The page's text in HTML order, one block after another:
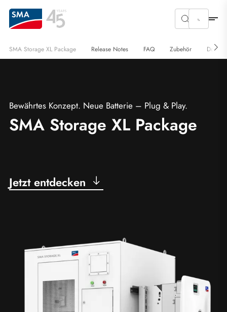
SMA Storage XL Package Release Notes FAQ Zubehör
Bewährtes Konzept. Neue Batterie – Plug & Play.
SMA Storage XL Package
Jetzt entdecken